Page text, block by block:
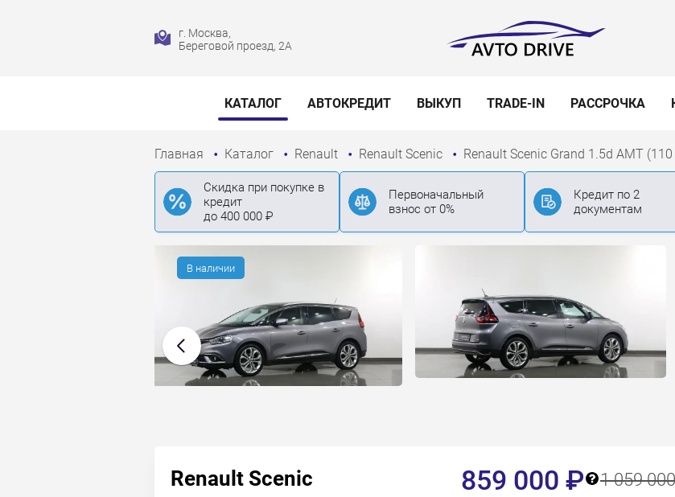
г. Москва,
Береговой проезд, 2А
КАТАЛОГ АВТОКРЕДИТ ВЫКУП TRADE-IN РАССРОЧКА
Главная Каталог Renault Renault Scenic Renault Scenic Grand 1.5d AMT
Скидка при покупке в
кредит
до 400 000 ₽
Первоначальный
взнос от 0%
Кредит по 2
документам
Renault Scenic 859 000 ₽ 1 059
В наличии